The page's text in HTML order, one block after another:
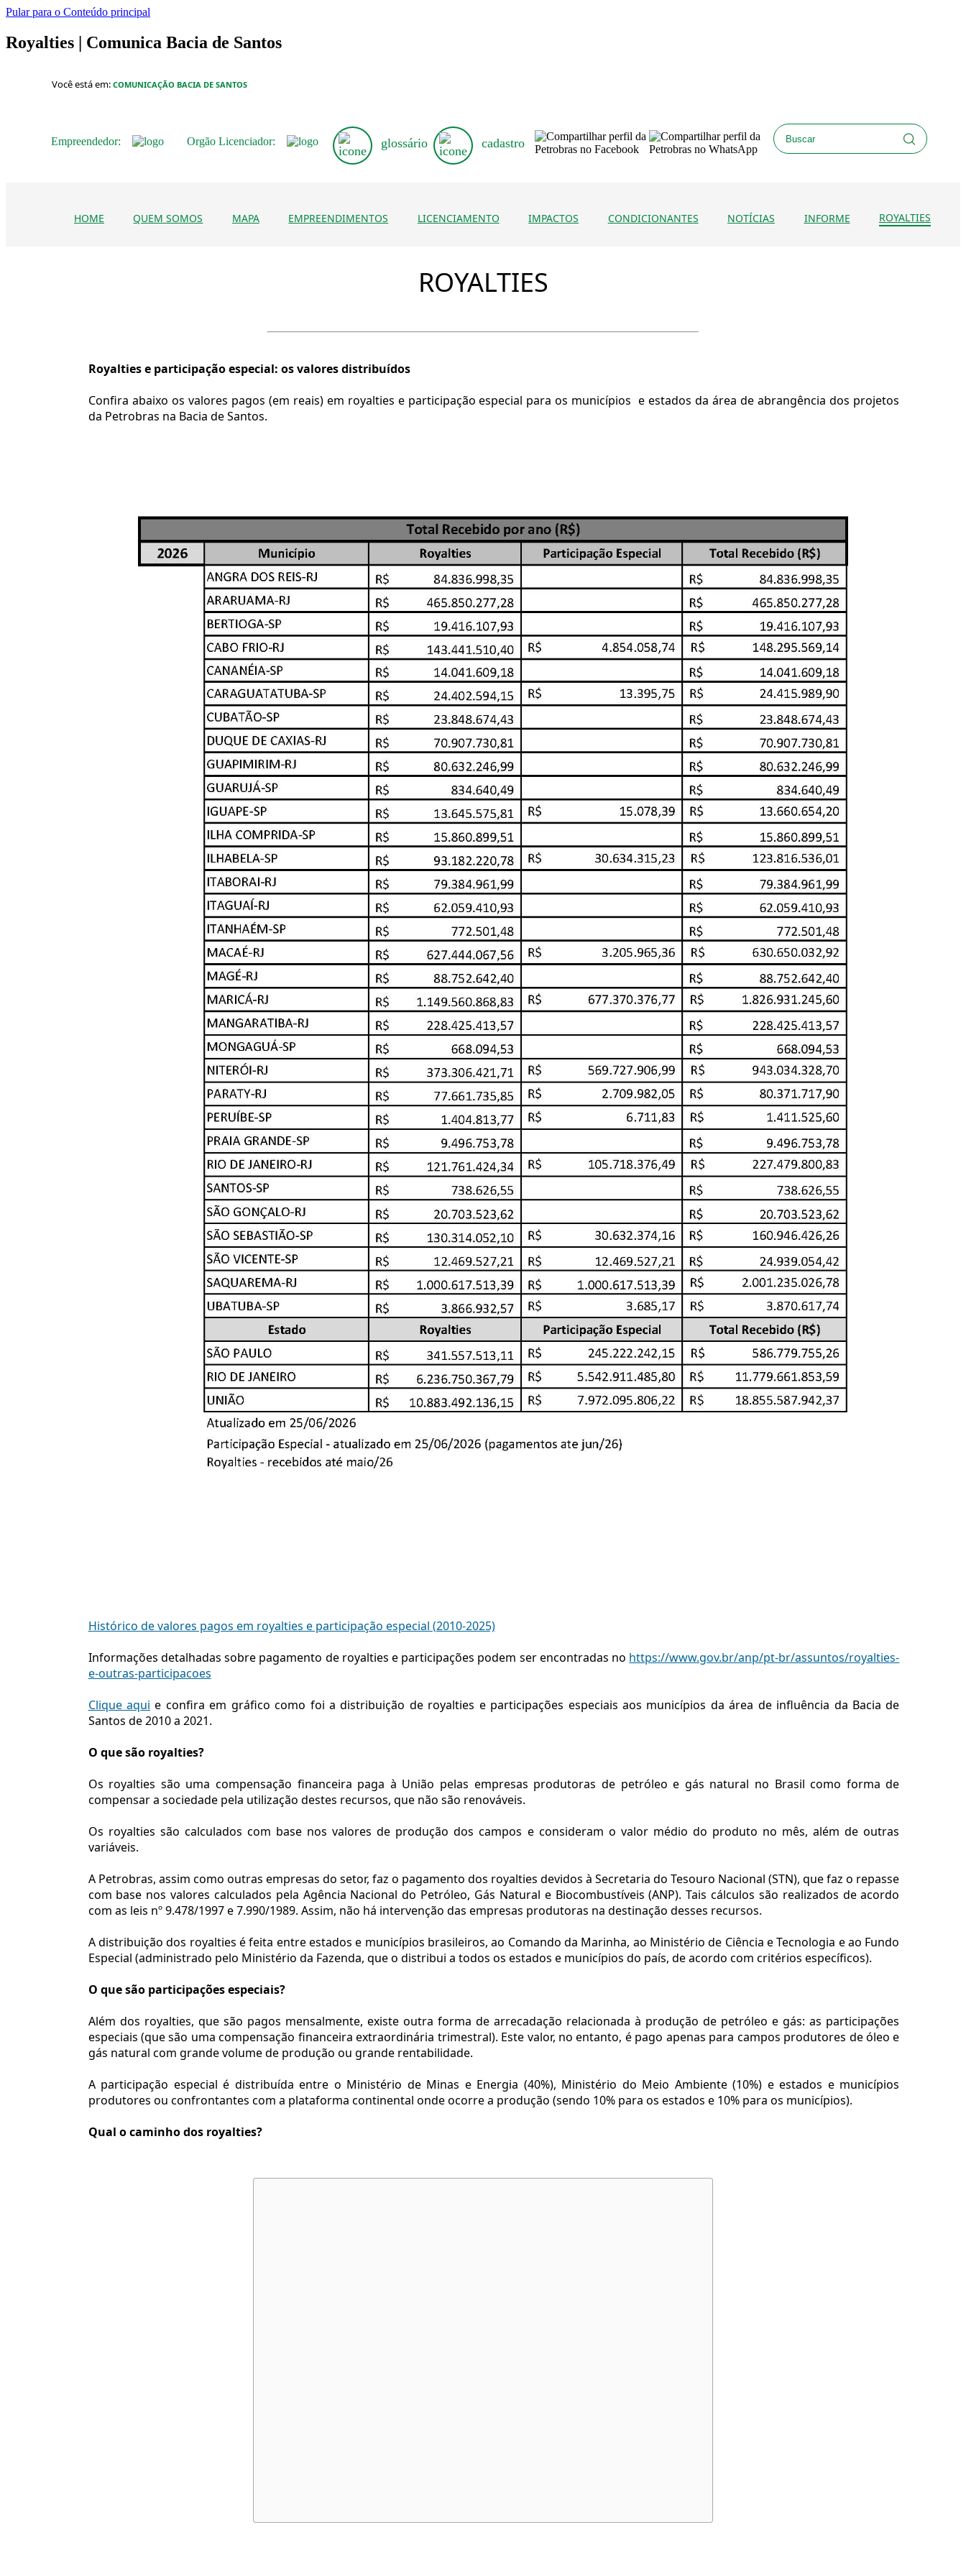
Pular para o Conteúdo principal
Royalties | Comunica Bacia de Santos
Você está em: COMUNICAÇÃO BACIA DE SANTOS
Empreendedor: Orgão Licenciador: glossário cadastro
HOME QUEM SOMOS MAPA EMPREENDIMENTOS LICENCIAMENTO IMPACTOS CONDICIONANTES NOTÍCIAS INFORME ROYALTIES
ROYALTIES
Royalties e participação especial: os valores distribuídos
Confira abaixo os valores pagos (em reais) em royalties e participação especial para os municípios e estados da área de abrangência dos projetos
da Petrobras na Bacia de Santos.
Histórico de valores pagos em royalties e participação especial (2010-2025)
Informações detalhadas sobre pagamento de royalties e participações podem ser encontradas no https://www.gov.br/anp/pt-br/assuntos/royalties-
e-outras-participacoes
Clique aqui e confira em gráfico como foi a distribuição de royalties e participações especiais aos municípios da área de influência da Bacia de
Santos de 2010 a 2021.
O que são royalties?
Os royalties são uma compensação financeira paga à União pelas empresas produtoras de petróleo e gás natural no Brasil como forma de
compensar a sociedade pela utilização destes recursos, que não são renováveis.
Os royalties são calculados com base nos valores de produção dos campos e consideram o valor médio do produto no mês, além de outras
variáveis.
A Petrobras, assim como outras empresas do setor, faz o pagamento dos royalties devidos à Secretaria do Tesouro Nacional (STN), que faz o repasse
com base nos valores calculados pela Agência Nacional do Petróleo, Gás Natural e Biocombustíveis (ANP). Tais cálculos são realizados de acordo
com as leis nº 9.478/1997 e 7.990/1989. Assim, não há intervenção das empresas produtoras na destinação desses recursos.
A distribuição dos royalties é feita entre estados e municípios brasileiros, ao Comando da Marinha, ao Ministério de Ciência e Tecnologia e ao Fundo
Especial (administrado pelo Ministério da Fazenda, que o distribui a todos os estados e municípios do país, de acordo com critérios específicos).
O que são participações especiais?
Além dos royalties, que são pagos mensalmente, existe outra forma de arrecadação relacionada à produção de petróleo e gás: as participações
especiais (que são uma compensação financeira extraordinária trimestral). Este valor, no entanto, é pago apenas para campos produtores de óleo e
gás natural com grande volume de produção ou grande rentabilidade.
A participação especial é distribuída entre o Ministério de Minas e Energia (40%), Ministério do Meio Ambiente (10%) e estados e municípios
produtores ou confrontantes com a plataforma continental onde ocorre a produção (sendo 10% para os estados e 10% para os municípios).
Qual o caminho dos royalties?